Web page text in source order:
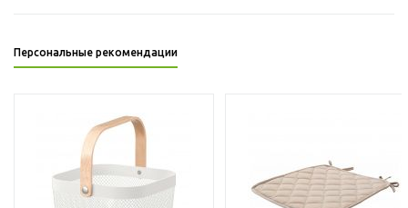
Персональные рекомендации